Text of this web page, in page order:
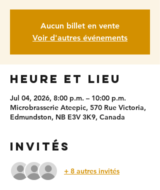
Aucun billet en vente
Voir d'autres événements
Heure et lieu
Jul 04, 2026, 8:00 p.m. – 10:00 p.m.
Microbrasserie Ateepic, 570 Rue Victoria,
Edmundston, NB E3V 3K9, Canada
Invités
+ 8 autres invités